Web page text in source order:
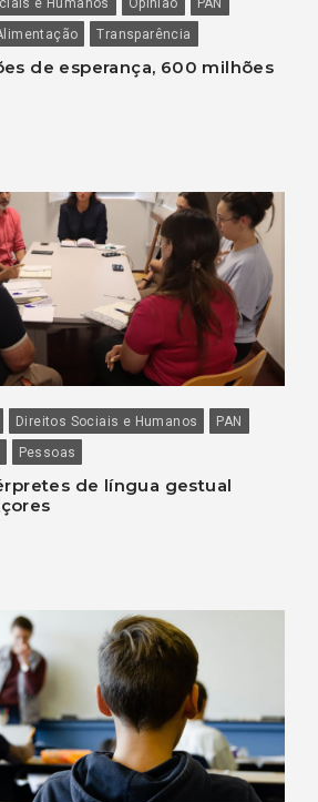
e Humanos Opinião
PAN
Transparência
de esperança, 600 milhões
Direitos Sociais e Humanos
PAN
Pessoas
de língua gestual